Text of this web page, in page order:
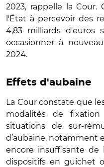
2023, rappelle la
l'État à percevoir des
4,83 milliards d'euros
occasionner à
2024.
Effets d'aubaine
La Cour constate que
modalités de
situations de sur-
d’aubaine, notamment
encore insuffisante de
dispositifs en guichet